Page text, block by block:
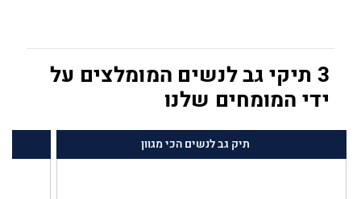
3 תיקי גב לנשים המומלצים על
ידי המומחים שלנו
תיק גב לנשים הכי מגוון